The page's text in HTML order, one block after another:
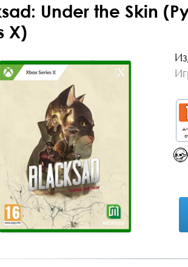
Under the Skin
X)